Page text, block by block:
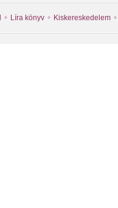
Líra könyv Kiskereskedelem